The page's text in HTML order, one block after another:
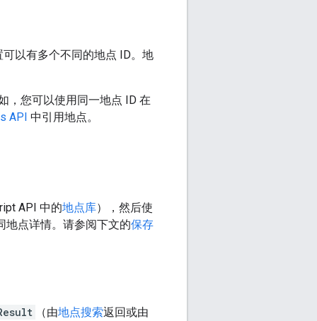
以有多个不同的地点 ID。地
，您可以使用同一地点 ID 在
API 中引用地点。
API 中的地点库），然后使
地点详情。请参阅下文的保存
（由地点搜索返回或由